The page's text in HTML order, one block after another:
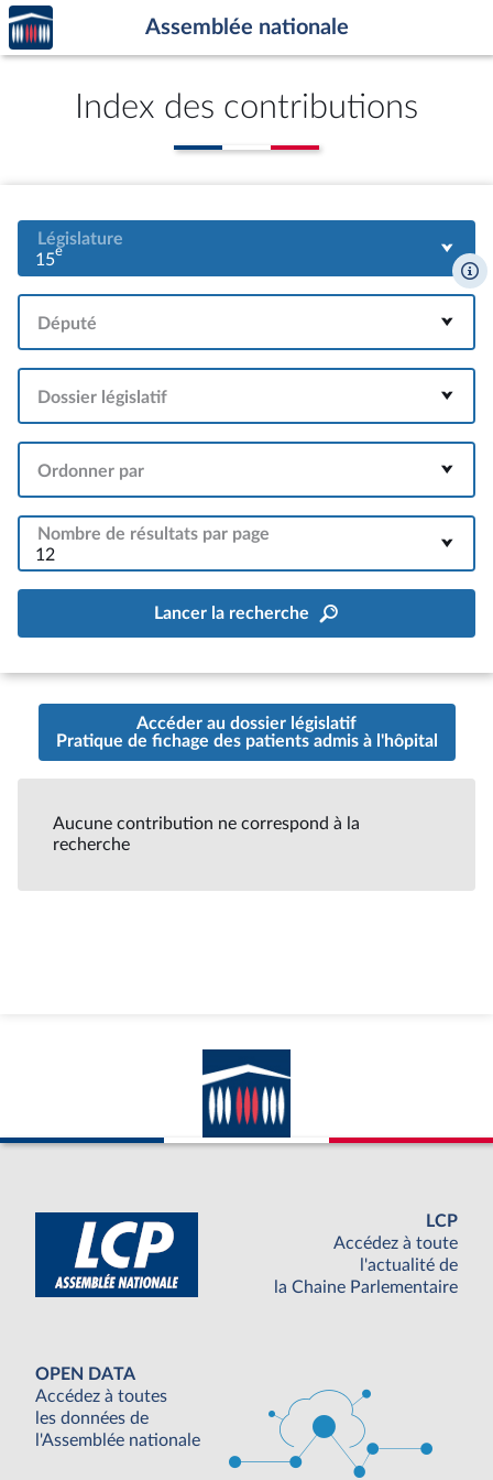
Aller au contenu
Aller en bas de la page
Accèder
à la
page
Assemblée nationale
Index des contributions
Législature
15e
Député
Dossier législatif
Ordonner par
Nombre de résultats par page
12
Lancer la recherche
Accéder au dossier législatif
Pratique de fichage des patients admis à l'hôpital
Aucune contribution ne correspond à la
recherche
LCP
Accédez à toute
l'actualité de
la Chaine Parlementaire
OPEN DATA
Accédez à toutes
les données de
l'Assemblée nationale